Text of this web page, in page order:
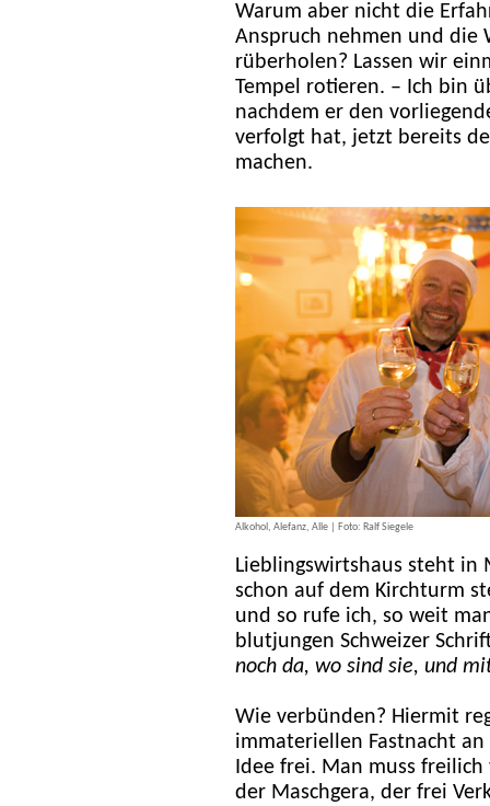
Warum aber nicht die
Anspruch nehmen und die
rüberholen? Lassen wir
Tempel rotieren. – Ich bin
nachdem er den
verfolgt hat, jetzt bereits
machen.
Alkohol, Alefanz, Alle | Foto: Ralf Siegele
Lieblingswirtshaus steht in
schon auf dem Kirchturm
und so rufe ich, so weit
blutjungen Schweizer
noch da, wo sind sie, und
Wie verbünden? Hiermit
immateriellen Fastnacht
Idee frei. Man muss
der Maschgera, der frei